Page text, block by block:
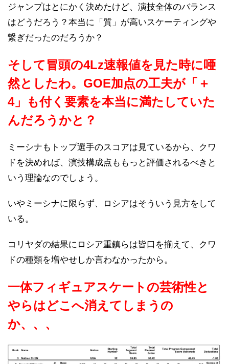
ジャンプはとにかく決めたけど、演技全体のバランス
はどうだろう？本当に「質」が高いスケーティングや
繋ぎだったのだろうか？
そして冒頭の4Lz速報値を見た時に唖
然としたわ。GOE加点の工夫が「＋
4」も付く要素を本当に満たしていた
んだろうかと？
ミーシナもトップ選手のスコアは見ているから、クワ
ドを決めれば、演技構成点ももっと評価されるべきと
いう理論なのでしょう。
いやミーシナに限らず、ロシアはそういう見方をして
いる。
コリヤダの結果にロシア重鎮らは皆口を揃えて、クワ
ドの種類を増やせしか言わなかったから。
一体フィギュアスケートの芸術性と
やらはどこへ消えてしまうの
か、、、